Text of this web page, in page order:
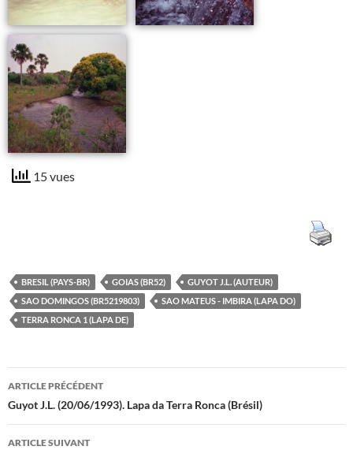
15 vues
BRESIL (PAYS-BR) GOIAS (BR52)
GUYOT J.L. (AUTEUR)
SAO DOMINGOS (BR5219803)
SAO MATEUS - IMBIRA (LAPA DO)
TERRA RONCA 1 (LAPA DE)
Navigation
des
articles
ARTICLE PRÉCÉDENT
Guyot J.L. (20/06/1993). Lapa da Terra Ronca (Brésil)
ARTICLE SUIVANT